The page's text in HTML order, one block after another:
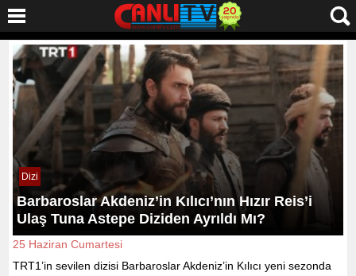
Dizi
Barbaroslar Akdeniz’in Kılıcı’nın Hızır Reis’i
Ulaş Tuna Astepe Diziden Ayrıldı Mı?
25 Haziran Cumartesi
TRT1’in sevilen dizisi Barbaroslar Akdeniz’in Kılıcı yeni sezonda